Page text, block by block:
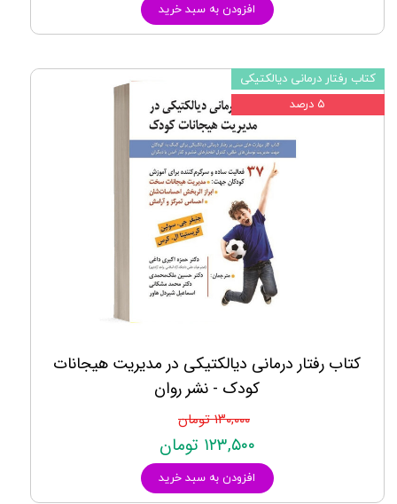
افزودن به سبد خرید
کتاب رفتار درمانی دیالکتیکی در مدیریت هیجانات
کودک - نشر روان
۱۳۰,۰۰۰ تومان
۱۲۳,۵۰۰ تومان
افزودن به سبد خرید
کتاب رفتار درمانی دیالکتیکی
۵ درصد